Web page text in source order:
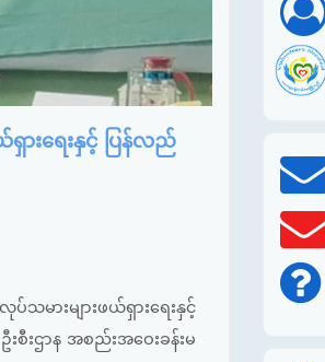
ားရေးနှင့် ပြန်လည်
ားများဖယ်ရှားရေးနှင့်
းဌာန အစည်းအဝေးခန်းမ